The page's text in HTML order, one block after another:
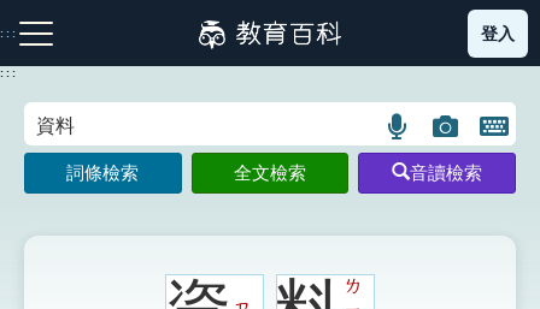
到
主
:::
注音索引圖示 筆畫索引圖示 部首索引表圖示
登入
:::
語
言
搜
圖
片
搜
開
鍵
圖
詞條檢索 全文檢索 音讀檢索
ㄌ